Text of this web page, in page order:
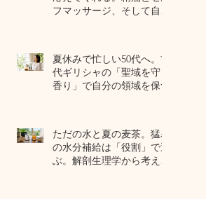
フマッサージ、そして自己
夏休みで忙しい50代へ。古
代ギリシャの「聖域を守る
香り」で自分の領域を保つ
ただの水と夏の麦茶。猛暑
の水分補給は「役割」で選
ぶ。解剖生理学から考える